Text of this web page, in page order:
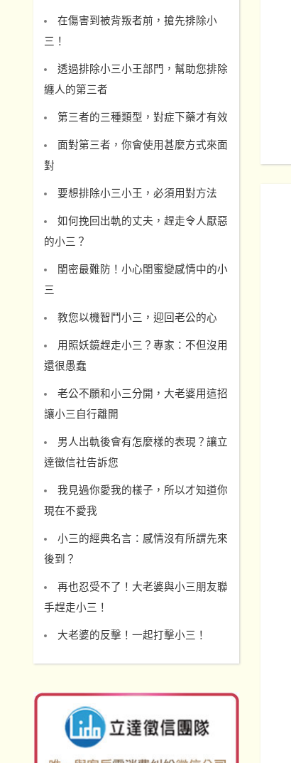
在傷害到被背叛者前，搶先排除小
三！
透過排除小三小王部門，幫助您排除
纏人的第三者
第三者的三種類型，對症下藥才有效
面對第三者，你會使用甚麼方式來面
對
要想排除小三小王，必須用對方法
如何挽回出軌的丈夫，趕走令人厭惡
的小三？
閨密最難防！小心閨蜜變感情中的小
三
教您以機智鬥小三，迎回老公的心
用照妖鏡趕走小三？專家：不但沒用
還很愚蠢
老公不願和小三分開，大老婆用這招
讓小三自行離開
男人出軌後會有怎麼樣的表現？讓立
達徵信社告訴您
我見過你愛我的樣子，所以才知道你
現在不愛我
小三的經典名言：感情沒有所謂先來
後到？
再也忍受不了！大老婆與小三朋友聯
手趕走小三！
大老婆的反擊！一起打擊小三！